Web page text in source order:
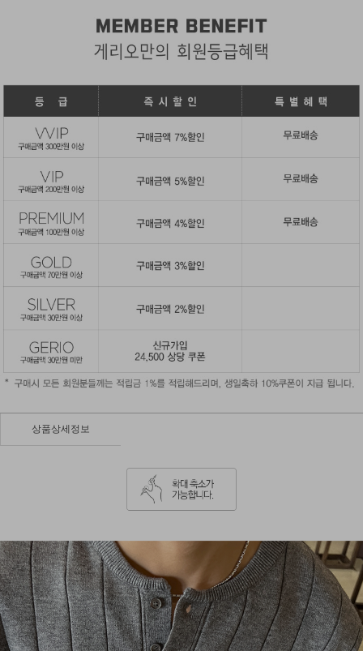
상품상세정보